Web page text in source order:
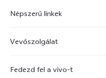
Népszerű linkek
X300 Pro
Vevőszolgálat
Fedezd fel a vivo-t